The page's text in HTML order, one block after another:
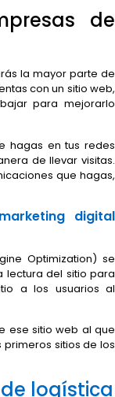
de
la mayor parte de
con un sitio web,
para mejorarlo
hagas en tus redes
de llevar visitas.
que hagas,
digital
Optimization) se
lectura del sitio para
a los usuarios al
ese sitio web al que
sitios de los
logística